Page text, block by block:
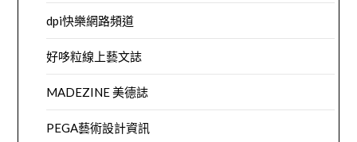
dpi快樂網路頻道
好哆粒線上藝文誌
MADEZINE 美德誌
PEGA藝術設計資訊